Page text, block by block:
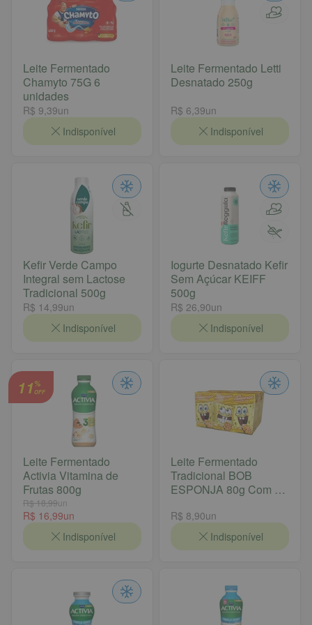
Leite Fermentado
Chamyto 75G 6
unidades
R$ 9,39un
Indisponível
Leite Fermentado Letti
Desnatado 250g
R$ 6,39un
Indisponível
Kefir Verde Campo
Integral sem Lactose
Tradicional 500g
R$ 14,99un
Indisponível
Iogurte Desnatado Kefir
Sem Açúcar KEIFF
500g
R$ 26,90un
Indisponível
11 %
OFF
Leite Fermentado
Activia Vitamina de
Frutas 800g
R$ 18,99un
R$ 16,99un
Indisponível
Leite Fermentado
Tradicional BOB
ESPONJA 80g Com 6
R$ 8,90un
Indisponível